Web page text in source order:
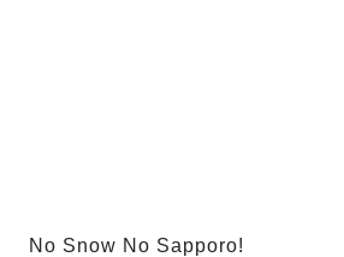
No Snow No Sapporo!